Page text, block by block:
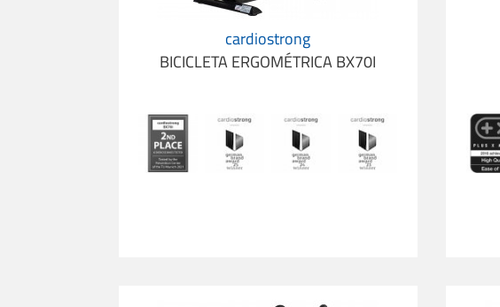
cardiostrong
BICICLETA ERGOMÉTRICA BX70I